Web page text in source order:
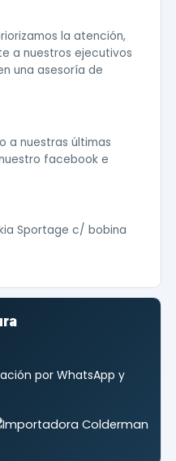
la atención,
a nuestros ejecutivos
una asesoría de
a nuestras últimas
facebooke
Sportage c/ bobina
por WhatsApp y